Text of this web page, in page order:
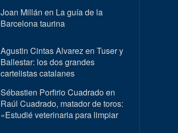
Joan Millán en La guía de la
Barcelona taurina
Agustin Cintas Alvarez enTuser y
Ballestar: los dos grandes
cartelistas catalanes
Sébastien Porfirio Cuadrado en
Raúl Cuadrado, matador de toros:
«Estudié veterinaria para limpiar